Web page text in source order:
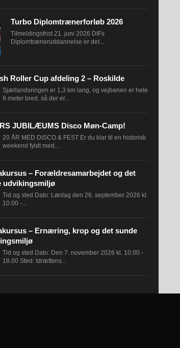
Turbo Diplomtrænerforløb 2026
Tilmeldingsfrist 21. juni 2026 DIFs
Diplomtræneruddannelse er det...
Roller Cup afdeling 2 – Roskilde
Sjællandsringen er 1,3 km lang, og vejbanen er hele
9 meter bred, så der er...
JUBILÆUMS Disco Møn-Camp!
20 ÅR MED DISCO & FEST Er du klar til en historisk
weekend fyldt med...
– Forældresamarbejdet og det
udvikingsmiljø
Tid og sted Dato: Lørdag den 26. september 2026 kl.
10.00 -...
– Ernæring, krop og det sunde
Tid og sted Dato: Den 7. november 2026 kl. 10.00 -
18.00 Sted: Idrættens...